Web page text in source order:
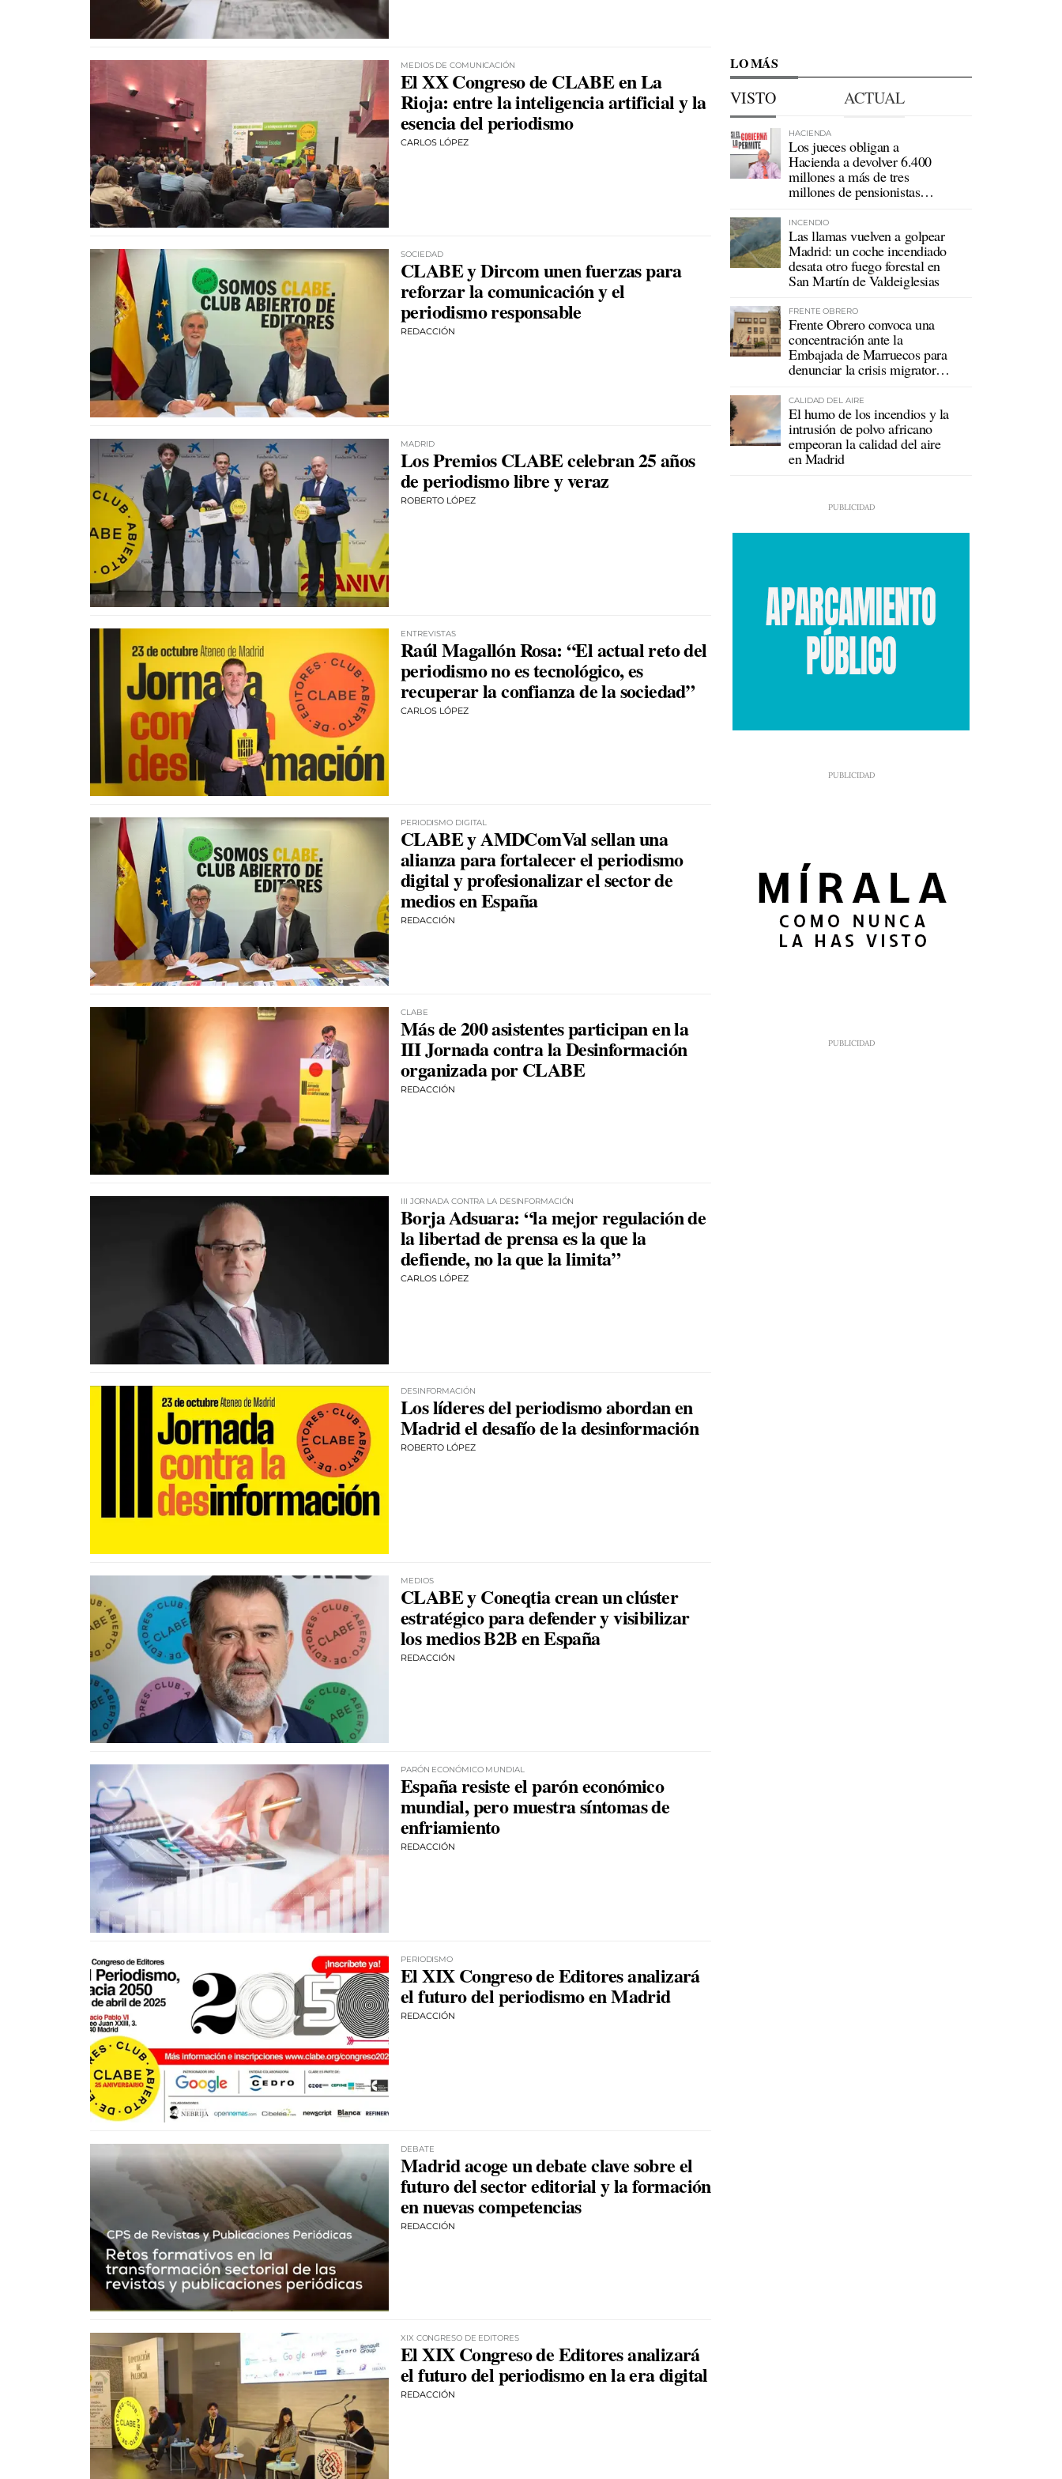
MEDIOS DE COMUNICACIÓN
El XX Congreso de CLABE en La
Rioja: entre la inteligencia artificial y la
esencia del periodismo
CARLOS LÓPEZ
SOCIEDAD
CLABE y Dircom unen fuerzas para
reforzar la comunicación y el
periodismo responsable
REDACCIÓN
MADRID
Los Premios CLABE celebran 25 años
de periodismo libre y veraz
ROBERTO LÓPEZ
ENTREVISTAS
Raúl Magallón Rosa: “El actual reto del
periodismo no es tecnológico, es
recuperar la confianza de la sociedad”
CARLOS LÓPEZ
PERIODISMO DIGITAL
CLABE y AMDComVal sellan una
alianza para fortalecer el periodismo
digital y profesionalizar el sector de
medios en España
REDACCIÓN
CLABE
Más de 200 asistentes participan en la
III Jornada contra la Desinformación
organizada por CLABE
REDACCIÓN
III JORNADA CONTRA LA DESINFORMACIÓN
Borja Adsuara: “la mejor regulación de
la libertad de prensa es la que la
defiende, no la que la limita”
CARLOS LÓPEZ
DESINFORMACIÓN
Los líderes del periodismo abordan en
Madrid el desafío de la desinformación
ROBERTO LÓPEZ
MEDIOS
CLABE y Coneqtia crean un clúster
estratégico para defender y visibilizar
los medios B2B en España
REDACCIÓN
PARÓN ECONÓMICO MUNDIAL
España resiste el parón económico
mundial, pero muestra síntomas de
enfriamiento
REDACCIÓN
PERIODISMO
El XIX Congreso de Editores analizará
el futuro del periodismo en Madrid
REDACCIÓN
DEBATE
Madrid acoge un debate clave sobre el
futuro del sector editorial y la formación
en nuevas competencias
REDACCIÓN
XIX CONGRESO DE EDITORES
El XIX Congreso de Editores analizará
el futuro del periodismo en la era digital
REDACCIÓN
LO MÁS
VISTO ACTUAL
HACIENDA
Los jueces obligan a
Hacienda a devolver 6.400
millones a más de tres
millones de pensionistas
INCENDIO
Las llamas vuelven a golpear
Madrid: un coche incendiado
desata otro fuego forestal en
San Martín de Valdeiglesias
FRENTE OBRERO
Frente Obrero convoca una
concentración ante la
Embajada de Marruecos para
denunciar la crisis migratoria
CALIDAD DEL AIRE
El humo de los incendios y la
intrusión de polvo africano
empeoran la calidad del aire
en Madrid